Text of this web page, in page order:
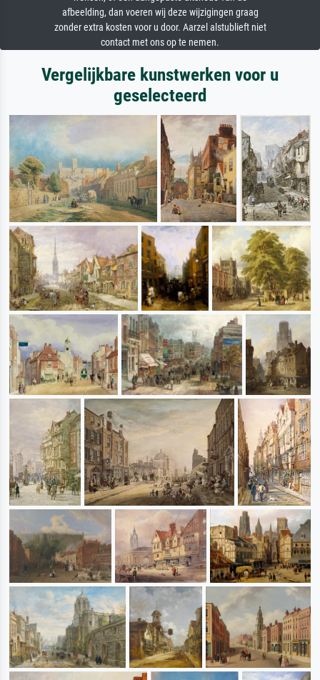
afbeelding, dan voeren wij deze wijzigingen graag
zonder extra kosten voor u door. Aarzel alstublieft niet
contact met ons op te nemen.
Vergelijkbare kunstwerken voor u
geselecteerd